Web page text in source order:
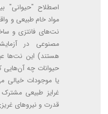
اصطلاح "حیوانی"
مواد خام طبیعی و
نت‌های فانتزی و
مصنوعی در
هستند) این نت‌ها
حیوانات چه
یا موجودات خیالی
غرایز طبیعی
قدرت و نیروهای